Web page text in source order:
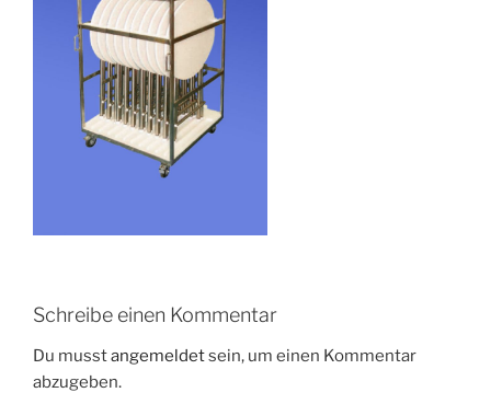
Schreibe einen Kommentar
Du musstangemeldetsein, um einen Kommentar
abzugeben.